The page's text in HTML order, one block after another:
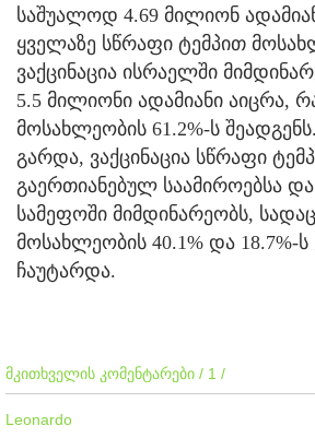
საშუალოდ 4.69 მილიონ
ყველაზე სწრაფი ტემპით
ვაქცინაცია ისრაელში
5.5 მილიონი ადამიანი აიცრა,
მოსახლეობის 61.2%-ს
გარდა, ვაქცინაცია სწრაფი
გაერთიანებულ საამიროებსა
სამეფოში მიმდინარეობს,
მოსახლეობის 40.1% და 18.7%-ს
ჩაუტარდა.
მკითხველის კომენტარები / 1 /
Leonardo